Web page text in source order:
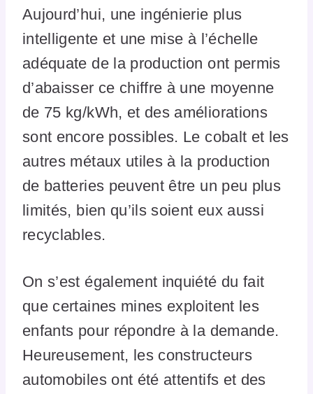
Aujourd’hui, une ingénierie plus
intelligente et une mise à l’échelle
adéquate de la production ont permis
d’abaisser ce chiffre à une moyenne
de 75 kg/kWh, et des améliorations
sont encore possibles. Le cobalt et les
autres métaux utiles à la production
de batteries peuvent être un peu plus
limités, bien qu’ils soient eux aussi
recyclables.
On s’est également inquiété du fait
que certaines mines exploitent les
enfants pour répondre à la demande.
Heureusement, les constructeurs
automobiles ont été attentifs et des